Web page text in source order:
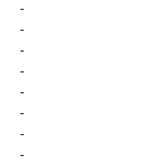
-
-
-
-
-
-
-
-